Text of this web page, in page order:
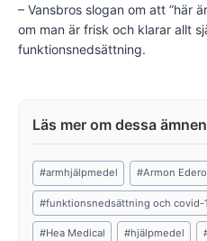
– Vansbros slogan om att ”här
om man är frisk och klarar allt
funktionsnedsättning.
Post
Tags:
#armhjälpmedel #Armon Edero
#funktionsnedsättning och covid-
#Hea Medical #hjälpmedel